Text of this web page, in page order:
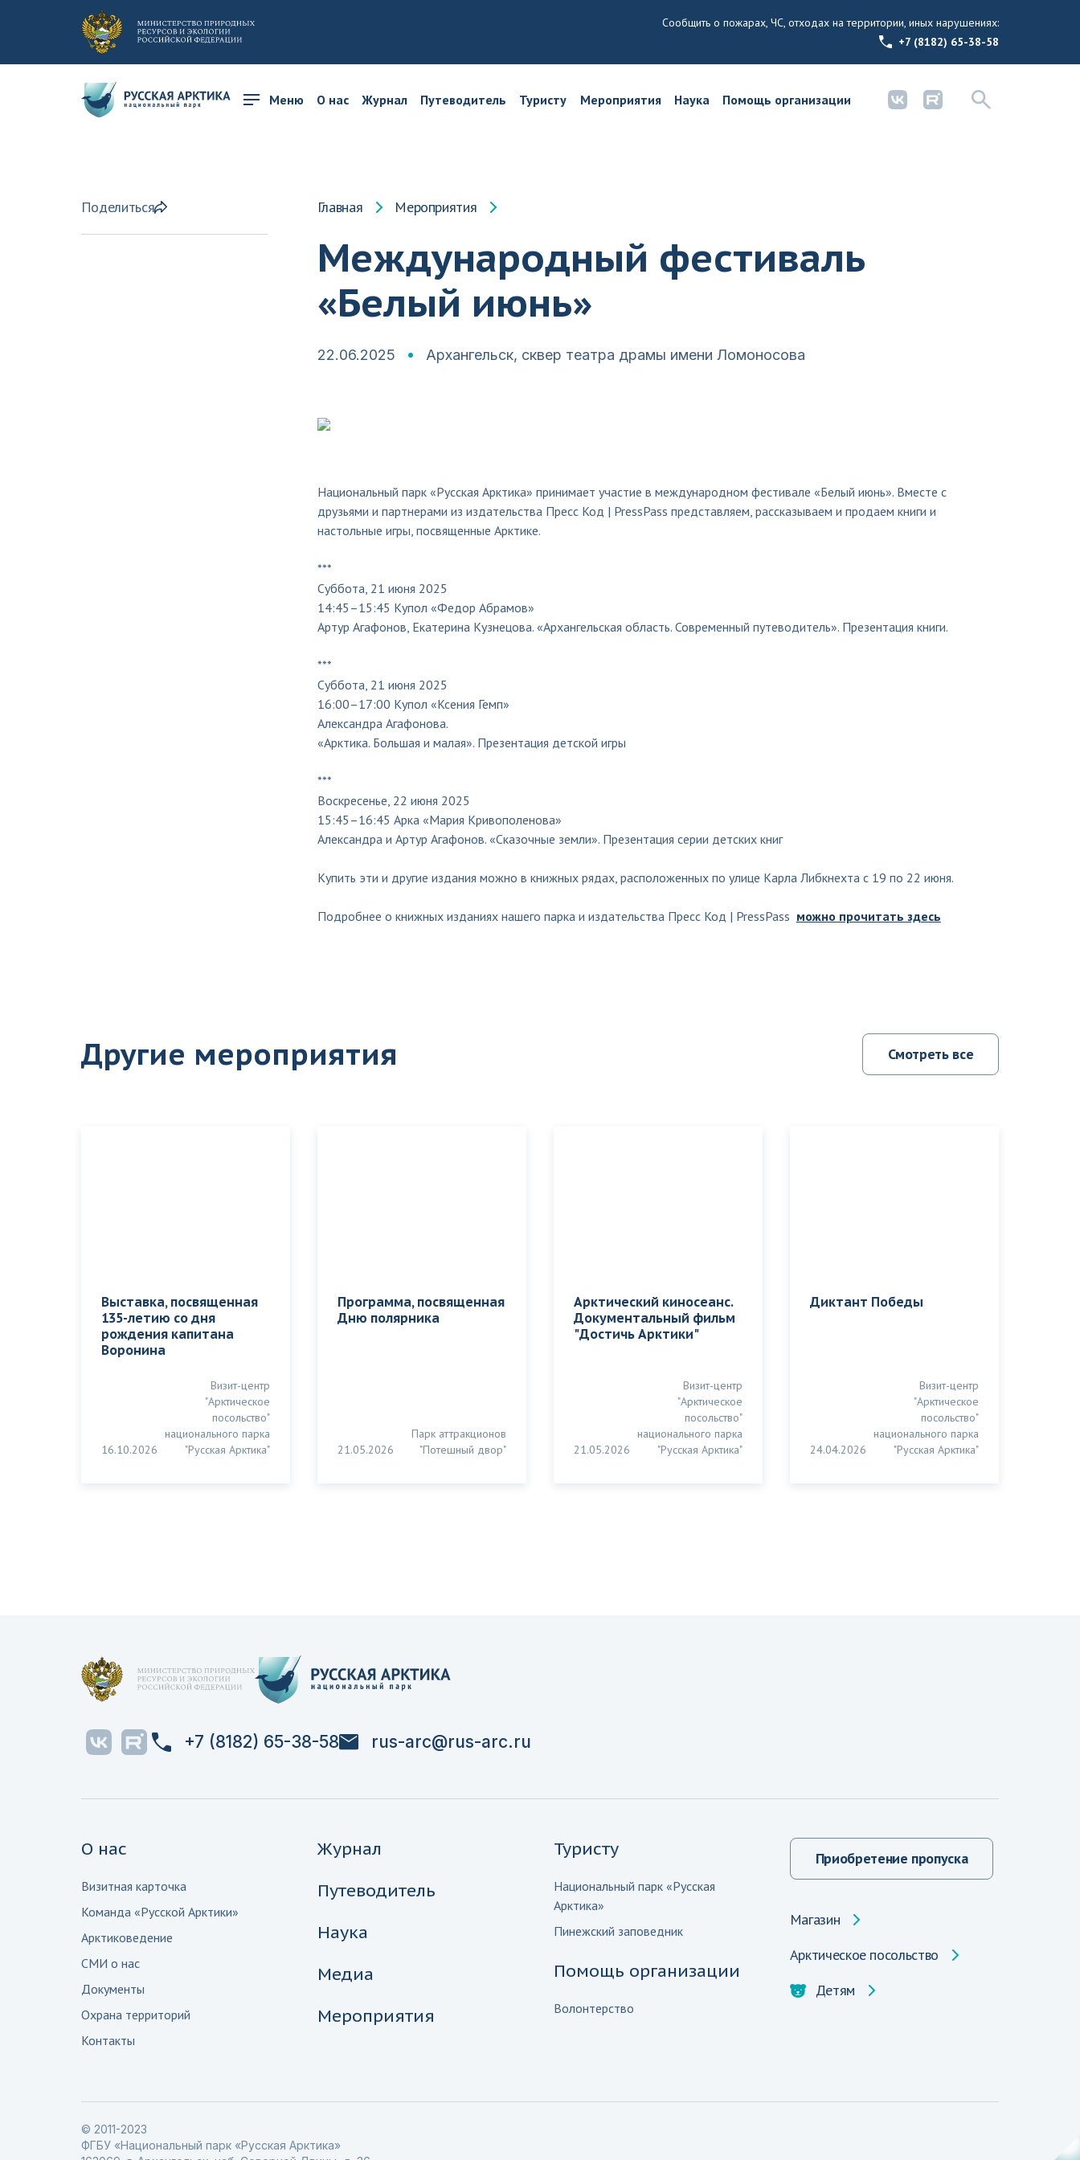
Сообщить о пожарах, ЧС, отходах на территории, иных нарушениях:
+7 (8182) 65-38-58
Меню О нас Журнал Путеводитель Туристу Мероприятия Наука Помощь организации
Поделиться Главная Мероприятия
Международный фестиваль
«Белый июнь»
22.06.2025 Архангельск, сквер театра драмы имени Ломоносова
Национальный парк «Русская Арктика» принимает участие в международном фестивале «Белый июнь». Вместе с
друзьями и партнерами из издательства Пресс Код | PressPass представляем, рассказываем и продаем книги и
настольные игры, посвященные Арктике.
***
Суббота, 21 июня 2025
14:45–15:45 Купол «Федор Абрамов»
Артур Агафонов, Екатерина Кузнецова. «Архангельская область. Современный путеводитель». Презентация книги.
***
Суббота, 21 июня 2025
16:00–17:00 Купол «Ксения Гемп»
Александра Агафонова.
«Арктика. Большая и малая». Презентация детской игры
***
Воскресенье, 22 июня 2025
15:45–16:45 Арка «Мария Кривополенова»
Александра и Артур Агафонов. «Сказочные земли». Презентация серии детских книг
Купить эти и другие издания можно в книжных рядах, расположенных по улице Карла Либкнехта с 19 по 22 июня.
Подробнее о книжных изданиях нашего парка и издательства Пресс Код | PressPass можно прочитать здесь
Другие мероприятия Смотреть все
Выставка, посвященная
135-летию со дня
рождения капитана
Воронина
16.10.2026
Визит-центр
"Арктическое
посольство"
национального парка
"Русская Арктика"
Программа, посвященная
Дню полярника
21.05.2026
Парк аттракционов
"Потешный двор"
Арктический киносеанс.
Документальный фильм
"Достичь Арктики"
21.05.2026
Визит-центр
"Арктическое
посольство"
национального парка
"Русская Арктика"
Диктант Победы
24.04.2026
Визит-центр
"Арктическое
посольство"
национального парка
"Русская Арктика"
+7 (8182) 65-38-58 rus-arc@rus-arc.ru
О нас
Визитная карточка
Команда «Русской Арктики»
Арктиковедение
СМИ о нас
Документы
Охрана территорий
Контакты
Журнал
Путеводитель
Наука
Медиа
Мероприятия
Туристу
Национальный парк «Русская
Арктика»
Пинежский заповедник
Помощь организации
Волонтерство
Приобретение пропуска
Магазин
Арктическое посольство
Детям
© 2011-2023
ФГБУ «Национальный парк «Русская Арктика»